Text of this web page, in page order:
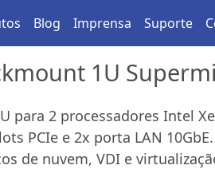
Blog Imprensa Suporte
1U
para 2 processadores Intel
PCIe e 2x porta LAN
de nuvem, VDI e